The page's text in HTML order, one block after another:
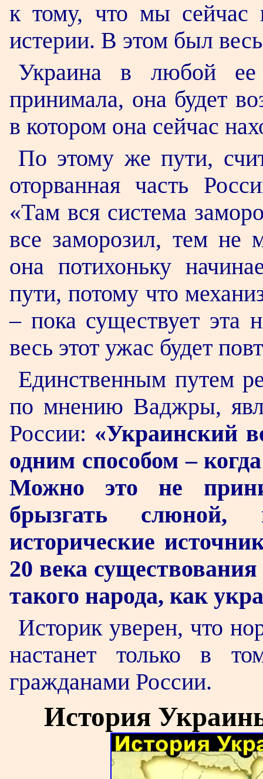
к тому, что мы сейчас
истерии. В этом был
Украина в любой
принимала, она будет
в котором она сейчас
По этому же пути,
оторванная часть
«Там вся система
все заморозил, тем не
она потихоньку
пути, потому что
– пока существует эта
весь этот ужас будет
Единственным путем
по мнению Ваджры,
России: «Украинский
одним способом –
Можно это не
брызгать
исторические
20 века
такого народа, как
Историк уверен, что
настанет только в
гражданами России.
История